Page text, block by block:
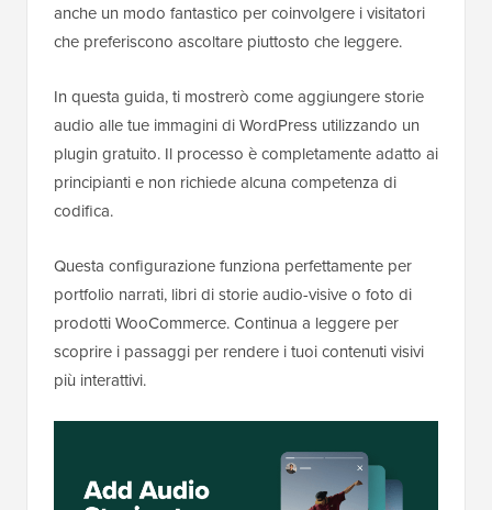
anche un modo fantastico per coinvolgere i visitatori
che preferiscono ascoltare piuttosto che leggere.
In questa guida, ti mostrerò come aggiungere storie
audio alle tue immagini di WordPress utilizzando un
plugin gratuito. Il processo è completamente adatto ai
principianti e non richiede alcuna competenza di
codifica.
Questa configurazione funziona perfettamente per
portfolio narrati, libri di storie audio-visive o foto di
prodotti WooCommerce. Continua a leggere per
scoprire i passaggi per rendere i tuoi contenuti visivi
più interattivi.